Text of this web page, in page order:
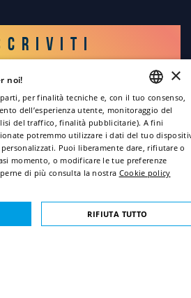
sulla privacy
ENGLISH
ITALIAN
FRENCH
×
noi!
per finalità tecniche e, con il tuo consenso,
dell’esperienza utente, monitoraggio del
del traffico, finalità pubblicitarie). A fini
potremmo utilizzare i dati del tuo
Puoi liberamente dare, rifiutare o
momento, o modificare le tue preferenze
di più consulta la nostra Cookie policy
RIFIUTA TUTTO